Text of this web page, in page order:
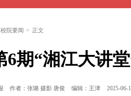
校院要闻 > 正文
6期“湘江大讲
作者：张璐 摄影 唐俊 编辑：王津 2025-06-